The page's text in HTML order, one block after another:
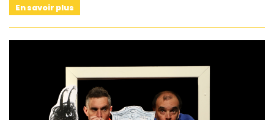
En savoir plus